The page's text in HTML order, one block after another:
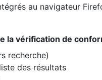
au navigateur
la vérification de
recherche)
des résultats